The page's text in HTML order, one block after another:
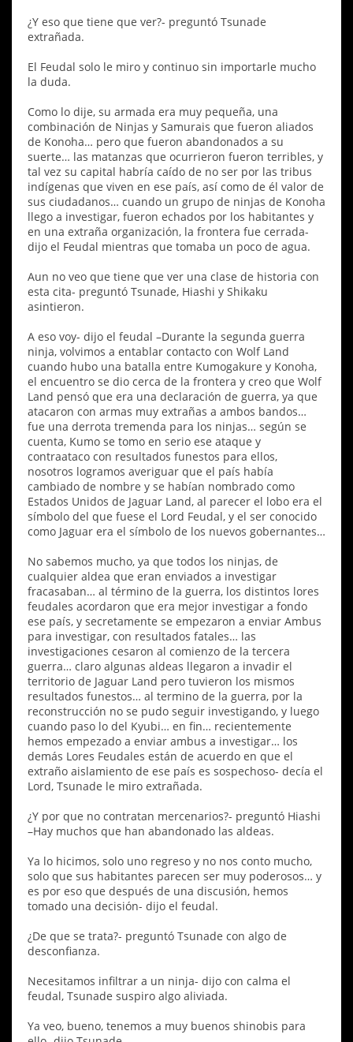
¿Y eso que tiene que ver?- preguntó Tsunade
extrañada.
El Feudal solo le miro y continuo sin importarle mucho
la duda.
Como lo dije, su armada era muy pequeña, una
combinación de Ninjas y Samurais que fueron aliados
de Konoha… pero que fueron abandonados a su
suerte… las matanzas que ocurrieron fueron terribles, y
tal vez su capital habría caído de no ser por las tribus
indígenas que viven en ese país, así como de él valor de
sus ciudadanos… cuando un grupo de ninjas de Konoha
llego a investigar, fueron echados por los habitantes y
en una extraña organización, la frontera fue cerrada-
dijo el Feudal mientras que tomaba un poco de agua.
Aun no veo que tiene que ver una clase de historia con
esta cita- preguntó Tsunade, Hiashi y Shikaku
asintieron.
A eso voy- dijo el feudal –Durante la segunda guerra
ninja, volvimos a entablar contacto con Wolf Land
cuando hubo una batalla entre Kumogakure y Konoha,
el encuentro se dio cerca de la frontera y creo que Wolf
Land pensó que era una declaración de guerra, ya que
atacaron con armas muy extrañas a ambos bandos…
fue una derrota tremenda para los ninjas… según se
cuenta, Kumo se tomo en serio ese ataque y
contraataco con resultados funestos para ellos,
nosotros logramos averiguar que el país había
cambiado de nombre y se habían nombrado como
Estados Unidos de Jaguar Land, al parecer el lobo era el
símbolo del que fuese el Lord Feudal, y el ser conocido
como Jaguar era el símbolo de los nuevos gobernantes…
No sabemos mucho, ya que todos los ninjas, de
cualquier aldea que eran enviados a investigar
fracasaban… al término de la guerra, los distintos lores
feudales acordaron que era mejor investigar a fondo
ese país, y secretamente se empezaron a enviar Ambus
para investigar, con resultados fatales… las
investigaciones cesaron al comienzo de la tercera
guerra… claro algunas aldeas llegaron a invadir el
territorio de Jaguar Land pero tuvieron los mismos
resultados funestos… al termino de la guerra, por la
reconstrucción no se pudo seguir investigando, y luego
cuando paso lo del Kyubi… en fin… recientemente
hemos empezado a enviar ambus a investigar… los
demás Lores Feudales están de acuerdo en que el
extraño aislamiento de ese país es sospechoso- decía el
Lord, Tsunade le miro extrañada.
¿Y por que no contratan mercenarios?- preguntó Hiashi
–Hay muchos que han abandonado las aldeas.
Ya lo hicimos, solo uno regreso y no nos conto mucho,
solo que sus habitantes parecen ser muy poderosos… y
es por eso que después de una discusión, hemos
tomado una decisión- dijo el feudal.
¿De que se trata?- preguntó Tsunade con algo de
desconfianza.
Necesitamos infiltrar a un ninja- dijo con calma el
feudal, Tsunade suspiro algo aliviada.
Ya veo, bueno, tenemos a muy buenos shinobis para